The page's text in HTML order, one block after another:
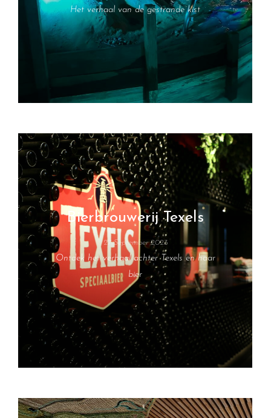
Het verhaal van de gestrande kist
Bierbrouwerij Texels
27 September 2023
Ontdek het verhaal achter Texels en haar
bier